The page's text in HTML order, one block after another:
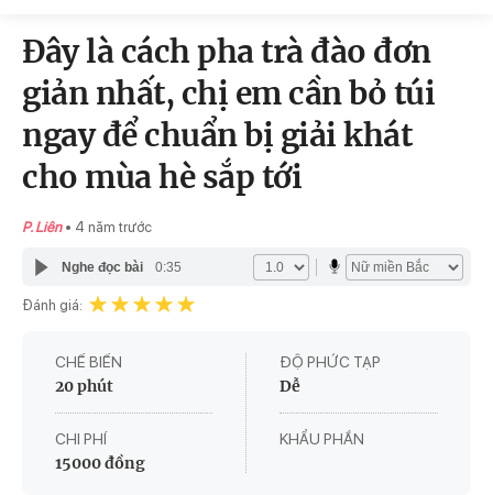
Đây là cách pha trà đào đơn
giản nhất, chị em cần bỏ túi
ngay để chuẩn bị giải khát
cho mùa hè sắp tới
P. Liên 4 năm trước
Nghe đọc bài 0:35
Đánh giá:
CHẾ BIẾN
20 phút
CHI PHÍ
15000 đồng
ĐỘ PHỨC TẠP
Dễ
KHẨU PHẦN